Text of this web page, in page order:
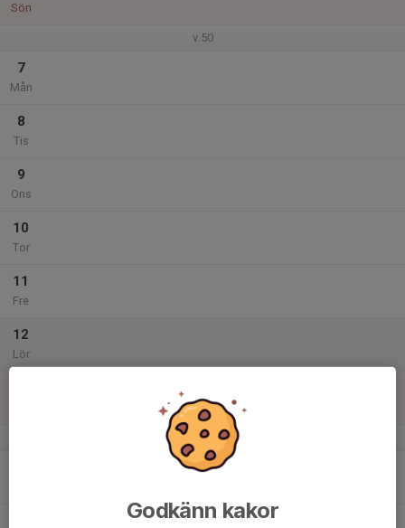
Sön
v.50
7
Mån
8
Tis
9
Ons
10
Tor
11
Fre
12
Lör
v.51
Godkänn kakor